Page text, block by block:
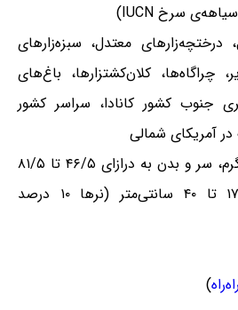
معتدل، سبزه‌زارهای
کلان‌کشتزارها، باغ‌های
جنوب کشور کانادا، سراسر کشور
آمریکای شمالی
وزن ۰/۷ تا ۶/۳ کیلوگرم، سر و بدن به درازای ۴۶/۵ تا ۸۱/۵
سانتی‌متر، دُم به درازای ۱۷ تا ۴۰ سانتی‌متر (نرها ۱۰ درصد
)